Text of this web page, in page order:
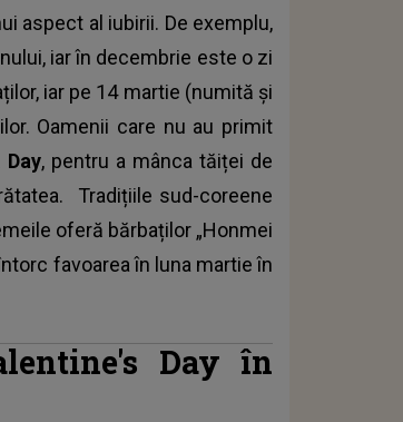
aspect al iubirii. De exemplu,
iar în decembrie este o zi
iar pe 14 martie (numită și
Oamenii care nu au primit
Day, pentru a mânca tăiței de
Tradițiile sud-coreene
oferă bărbaților „Honmei
favoarea în luna martie în
Day în